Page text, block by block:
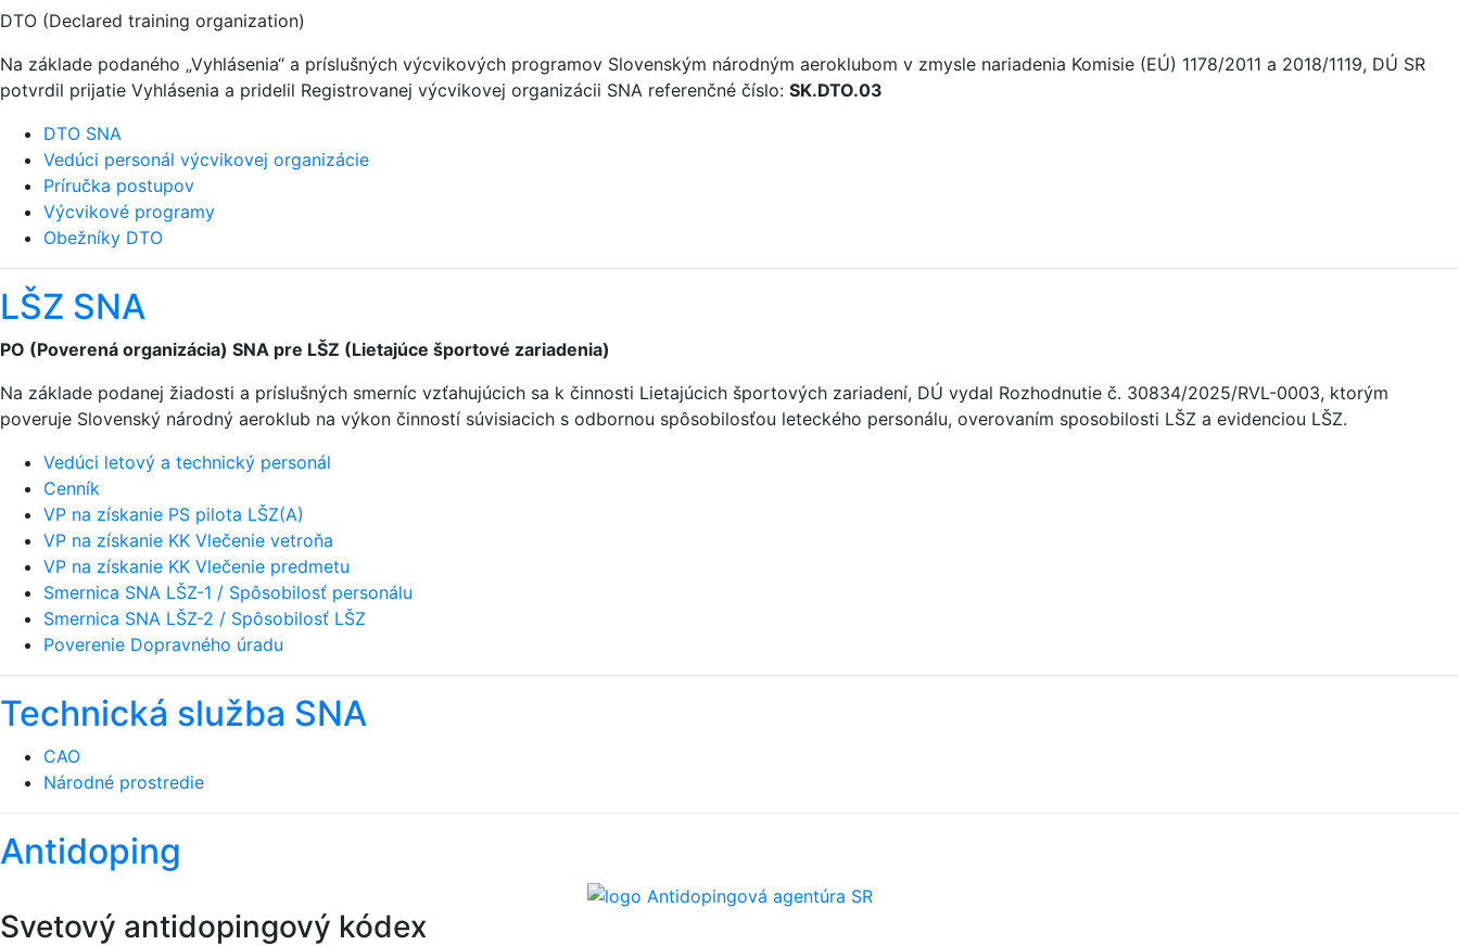
DTO (Declared training organization)
Na základe podaného „Vyhlásenia“ a príslušných výcvikových programov Slovenským národným aeroklubom v zmysle nariadenia Komisie (EÚ) 1178/2011 a 2018/1119, DÚ SR
potvrdil prijatie Vyhlásenia a pridelil Registrovanej výcvikovej organizácii SNA referenčné číslo: SK.DTO.03
DTO SNA
Vedúci personál výcvikovej organizácie
Príručka postupov
Výcvikové programy
Obežníky DTO
LŠZ SNA
PO (Poverená organizácia) SNA pre LŠZ (Lietajúce športové zariadenia)
Na základe podanej žiadosti a príslušných smerníc vzťahujúcich sa k činnosti Lietajúcich športových zariadení, DÚ vydal Rozhodnutie č. 30834/2025/RVL-0003, ktorým
poveruje Slovenský národný aeroklub na výkon činností súvisiacich s odbornou spôsobilosťou leteckého personálu, overovaním sposobilosti LŠZ a evidenciou LŠZ.
Vedúci letový a technický personál
Cenník
VP na získanie PS pilota LŠZ(A)
VP na získanie KK Vlečenie vetroňa
VP na získanie KK Vlečenie predmetu
Smernica SNA LŠZ-1 / Spôsobilosť personálu
Smernica SNA LŠZ-2 / Spôsobilosť LŠZ
Poverenie Dopravného úradu
Technická služba SNA
CAO
Národné prostredie
Antidoping
Svetový antidopingový kódex